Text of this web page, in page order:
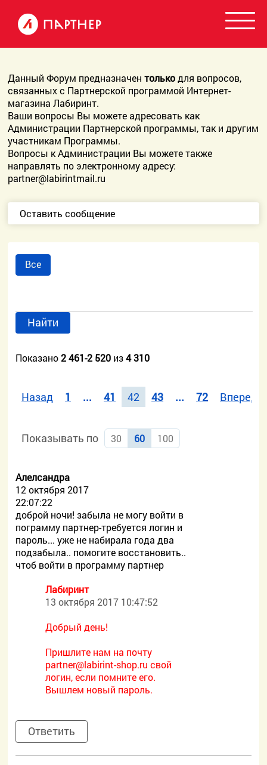
Данный Форум предназначентолькодля вопросов,
связанных с Партнерской программой Интернет-
магазина Лабиринт.
Ваши вопросы Вы можете адресовать как
Администрации Партнерской программы, так и другим
участникам Программы.
Вопросы к Администрации Вы можете также
направлять по электронному адресу:
partner@labirintmail.ru
Оставить сообщение
Все
Найти
Показано2 461-2 520 из4 310
Назад 1 ... 41 42 43 ... 72 Вперед
Показывать по 30 60 100
Алелсандра
12 октября 2017
22:07:22
доброй ночи! забыла не могу войти в
пограмму партнер-требуется логин и
пароль... уже не набирала года два
подзабыла.. помогите восстановить..
чтоб войти в программу партнер
Лабиринт
13 октября 2017 10:47:52
Добрый день!
Пришлите нам на почту
partner@labirint-shop.ru свой
логин, если помните его.
Вышлем новый пароль.
Ответить